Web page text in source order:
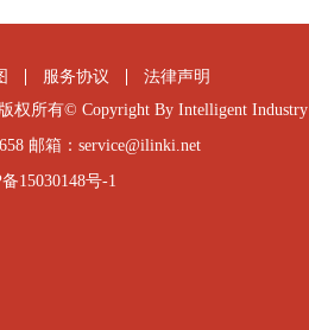
服务协议
法律声明
权所有© Copyright By Intelligent Industry
邮箱：service@ilinki.net
15030148号-1